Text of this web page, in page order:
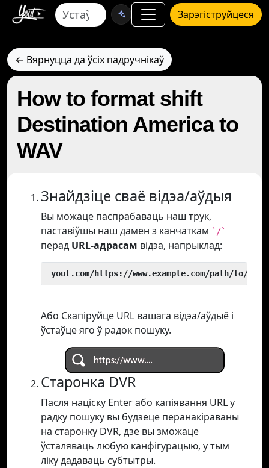
Зарэгіструйцеся
← Вярнуцца да ўсіх падручнікаў
How to format shift
Destination America to
WAV
Знайдзіце сваё відэа/аўдыя
Вы можаце паспрабаваць наш трук,
паставіўшы наш дамен з канчаткам `/`
перад URL-адрасам відэа, напрыклад:
yout.com/https://www.example.com/path/to/
Або Скапіруйце URL вашага відэа/аўдыё і
ўстаўце яго ў радок пошуку.
Старонка DVR
Пасля націску Enter або капіявання URL у
радку пошуку вы будзеце перанакіраваны
на старонку DVR, дзе вы зможаце
ўсталяваць любую канфігурацыю, у тым
ліку дадаваць субтытры.